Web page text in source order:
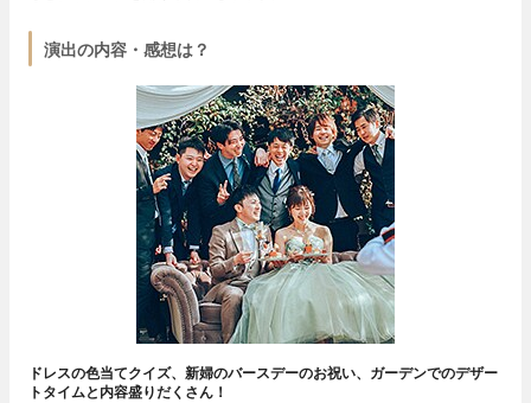
演出の内容・感想は？
ドレスの色当てクイズ、新婦のバースデーのお祝い、ガーデンでのデザー
トタイムと内容盛りだくさん！